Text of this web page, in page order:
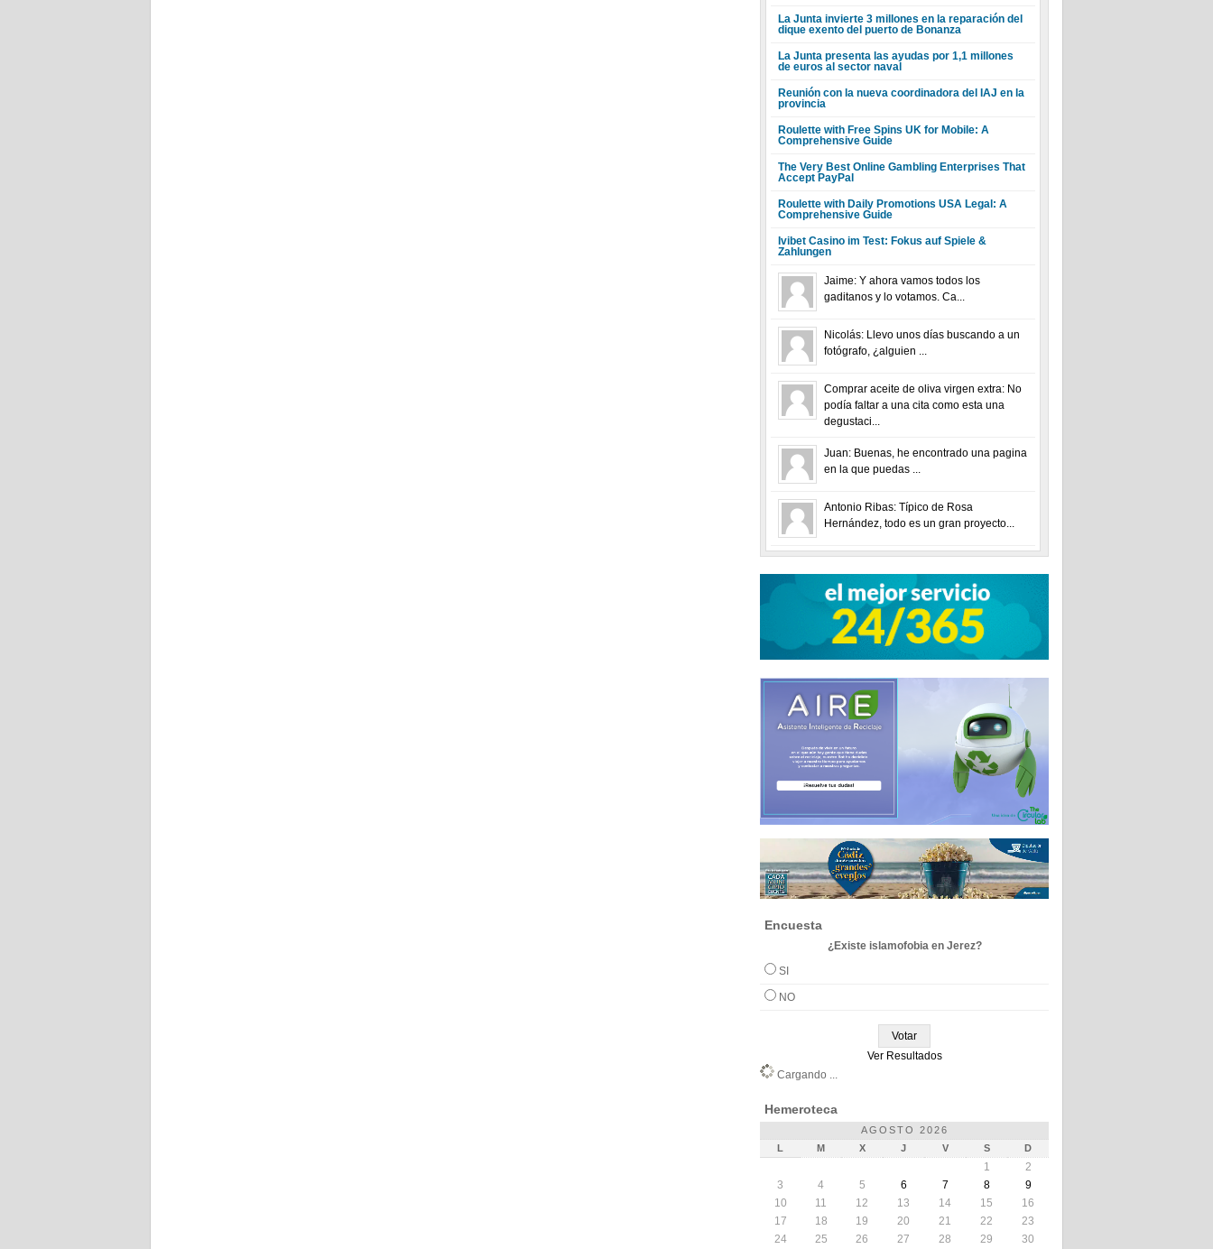
La Junta invierte 3 millones en la reparación del
dique exento del puerto de Bonanza
La Junta presenta las ayudas por 1,1 millones
de euros al sector naval
Reunión con la nueva coordinadora del IAJ en la
provincia
Roulette with Free Spins UK for Mobile: A
Comprehensive Guide
The Very Best Online Gambling Enterprises That
Accept PayPal
Roulette with Daily Promotions USA Legal: A
Comprehensive Guide
Ivibet Casino im Test: Fokus auf Spiele &
Zahlungen
Jaime: Y ahora vamos todos los
gaditanos y lo votamos. Ca...
Nicolás: Llevo unos días buscando a un
fotógrafo, ¿alguien ...
Comprar aceite de oliva virgen extra: No
podía faltar a una cita como esta una
degustaci...
Juan: Buenas, he encontrado una pagina
en la que puedas ...
Antonio Ribas: Típico de Rosa
Hernández, todo es un gran proyecto...
Encuesta
¿Existe islamofobia en Jerez?
SI
NO
Ver Resultados
Cargando ...
Hemeroteca
AGOSTO 2026
L
M X J V S D
1
2
3
4 5 6 7 8
9
10
11 12 13 14 15
16
17
18 19 20 21 22
23
24
25 26 27 28 29
30